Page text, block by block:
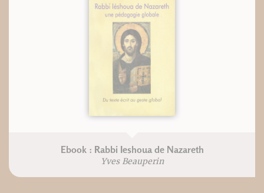
Ebook : Rabbi Ieshoua de Nazareth
Yves Beauperin